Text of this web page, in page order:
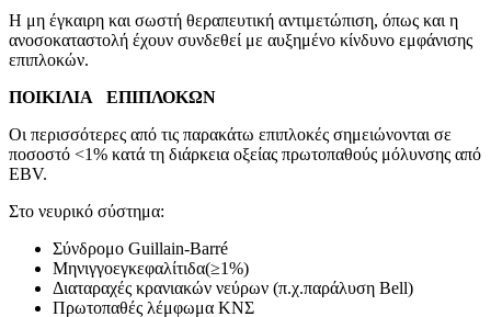
Η μη έγκαιρη και σωστή θεραπευτική αντιμετώπιση, όπως και η
ανοσοκαταστολή έχουν συνδεθεί με αυξημένο κίνδυνο εμφάνισης
επιπλοκών.
ΠΟΙΚΙΛΙΑ ΕΠΙΠΛΟΚΩΝ
Οι περισσότερες από τις παρακάτω επιπλοκές σημειώνονται σε
ποσοστό <1% κατά τη διάρκεια οξείας πρωτοπαθούς μόλυνσης από
EBV.
Στο νευρικό σύστημα:
Σύνδρομο Guillain-Barré
Μηνιγγοεγκεφαλίτιδα(≥1%)
Διαταραχές κρανιακών νεύρων (π.χ.παράλυση Bell)
Πρωτοπαθές λέμφωμα ΚΝΣ